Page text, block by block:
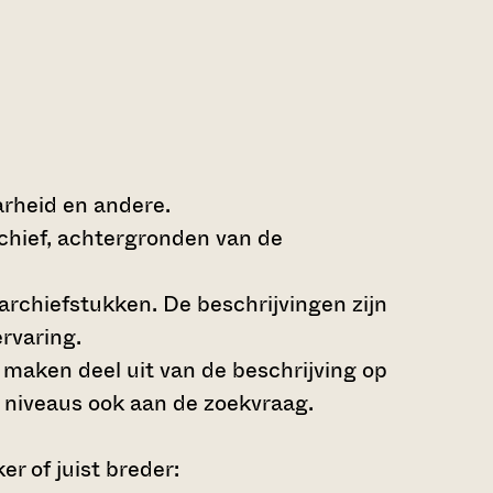
en andere.
achtergronden van de
De beschrijvingen zijn
deel uit van de beschrijving op
ook aan de zoekvraag.
of juist breder: